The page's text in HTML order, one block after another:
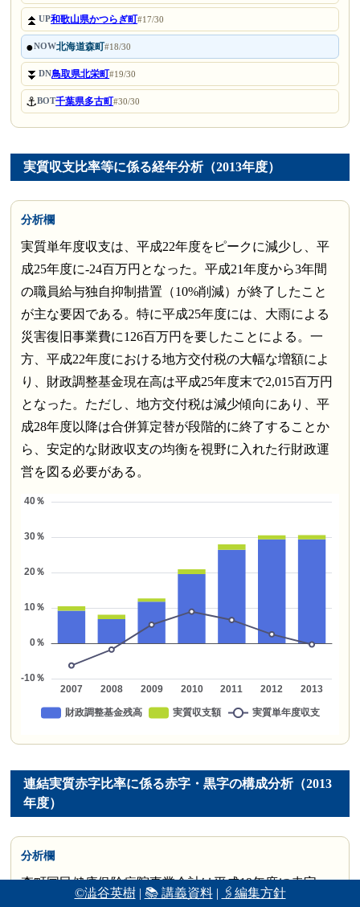
©澁谷英樹| 📚 講義資料| 🖇編集方針
⏫UP和歌山県かつらぎ町#17/30
●NOW北海道森町#18/30
⏬DN鳥取県北栄町#19/30
⚓BOT千葉県多古町#30/30
実質収支比率等に係る経年分析（2013年度）
分析欄
実質単年度収支は、平成22年度をピークに減少し、平
成25年度に-24百万円となった。平成21年度から3年間
の職員給与独自抑制措置（10%削減）が終了したこと
が主な要因である。特に平成25年度には、大雨による
災害復旧事業費に126百万円を要したことによる。一
方、平成22年度における地方交付税の大幅な増額によ
り、財政調整基金現在高は平成25年度末で2,015百万円
となった。ただし、地方交付税は減少傾向にあり、平
成28年度以降は合併算定替が段階的に終了することか
ら、安定的な財政収支の均衡を視野に入れた行財政運
営を図る必要がある。
連結実質赤字比率に係る赤字・黒字の構成分析（2013
年度）
分析欄
森町国民健康保険病院事業会計は平成19年度に赤字